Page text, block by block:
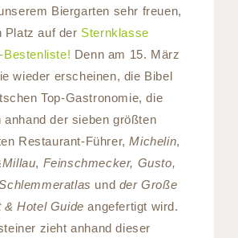
Biergarten sehr freuen,
Platz auf der Sternklasse
Bestenliste! Denn am 15. März
wieder erscheinen, die Bibel
Top-Gastronomie, die
anhand der sieben größten
Restaurant-Führer,Michelin,
, Feinschmecker, Gusto,
und der Große
& Hotel Guideangefertigt wird.
zieht anhand dieser